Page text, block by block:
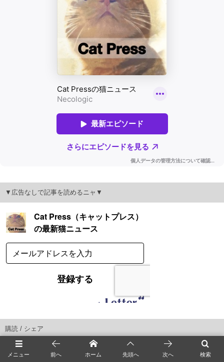
▼広告なしで記事を読めるニャ▼
購読 / シェア
X
メニュー 検索
前へ ホーム 先頭へ 次へ